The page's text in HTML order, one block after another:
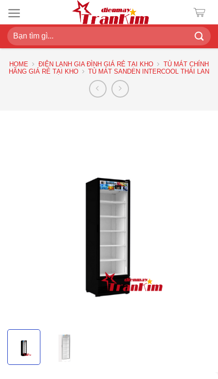
đến
nội
dung
Search
for:
HOME ĐIỆN LẠNH GIA ĐÌNH GIÁ RẺ TẠI KHO
TỦ MÁT CHÍNH
HÃNG GIÁ RẺ TẠI KHO
TỦ MÁT SANDEN INTERCOOL THÁI LAN